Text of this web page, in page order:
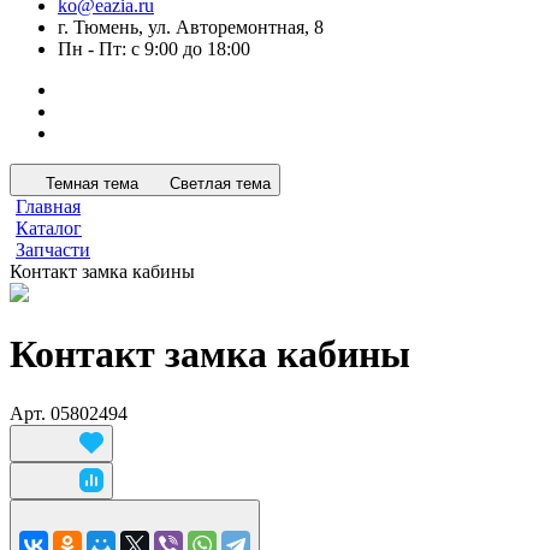
ko@eazia.ru
г. Тюмень, ул. Авторемонтная, 8
Пн - Пт: с 9:00 до 18:00
Темная тема Светлая тема
Главная
Каталог
Запчасти
Контакт замка кабины
Контакт замка кабины
Арт. 05802494